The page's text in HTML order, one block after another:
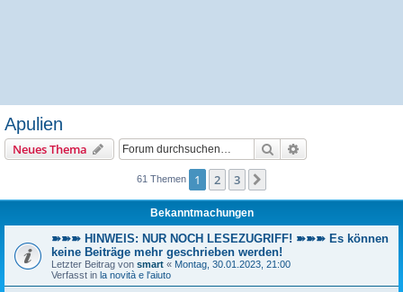
Apulien
Neues Thema Suche
61 Themen 1 2 3
Bekanntmachungen
➽➽➽ HINWEIS: NUR NOCH LESEZUGRIFF! ➽➽➽ Es können
keine Beiträge mehr geschrieben werden!
Letzter Beitrag von smart « Montag, 30.01.2023, 21:00
Verfasst in la novità e l'aiuto